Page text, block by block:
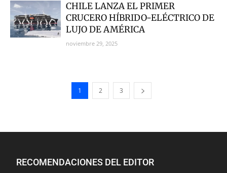
CHILE LANZA EL PRIMER
CRUCERO HÍBRIDO-ELÉCTRICO DE
LUJO DE AMÉRICA
noviembre 29, 2025
1 2 3
RECOMENDACIONES DEL EDITOR